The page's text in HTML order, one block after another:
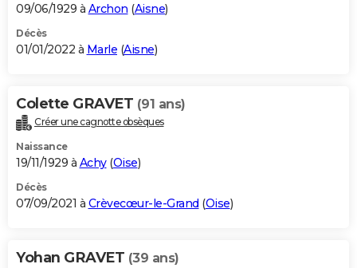
09/06/1929 à Archon (Aisne)
Décès
01/01/2022 à Marle (Aisne)
Colette GRAVET (91 ans)
Créer une cagnotte obsèques
Naissance
19/11/1929 à Achy(Oise)
Décès
07/09/2021 à Crèvecœur-le-Grand (Oise)
Yohan GRAVET (39 ans)